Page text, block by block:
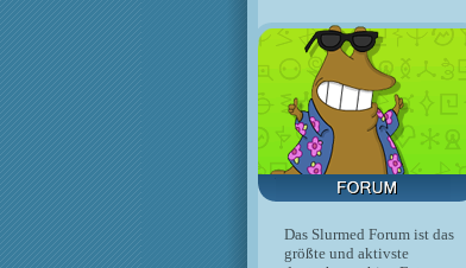
Das Slurmed Forum ist das
größte und aktivste